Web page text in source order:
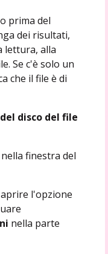
prima del
dei risultati,
lettura, alla
Se c'è solo un
che il file è di
disco del file
finestra del
l'opzione
nella parte